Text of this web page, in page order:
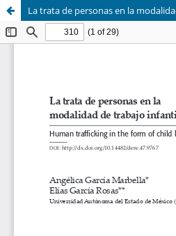
La trata de personas en la